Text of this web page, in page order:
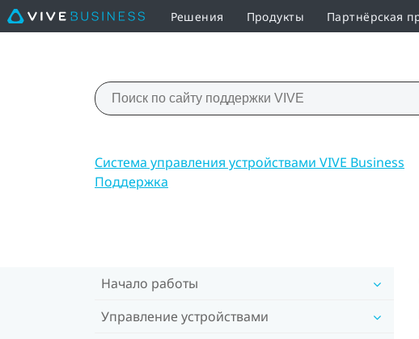
Решения Продукты Партнёрская
Система управления устройствами VIVE Business
Поддержка
Начало работы
Управление устройствами